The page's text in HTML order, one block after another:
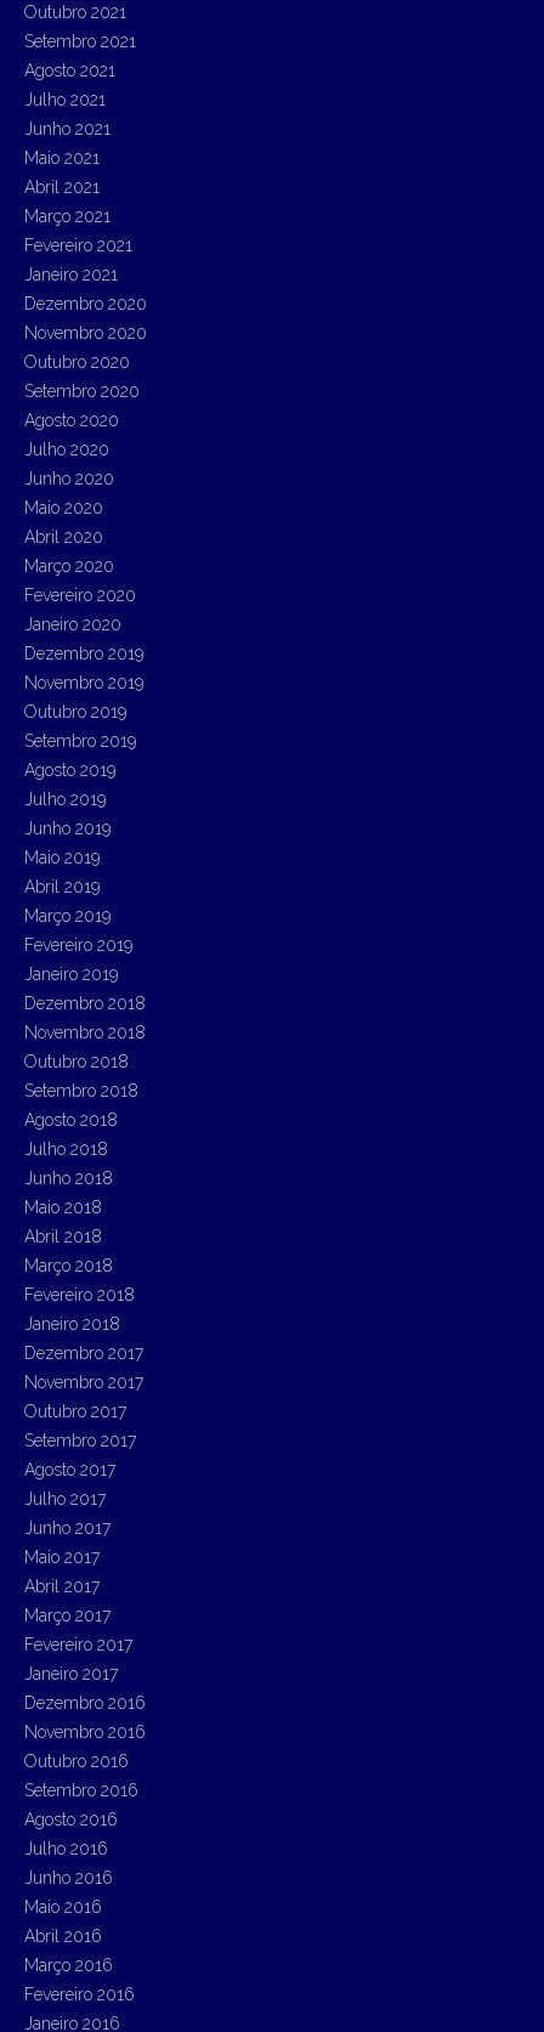
Outubro 2021
Setembro 2021
Agosto 2021
Julho 2021
Junho 2021
Maio 2021
Abril 2021
Março 2021
Fevereiro 2021
Janeiro 2021
Dezembro 2020
Novembro 2020
Outubro 2020
Setembro 2020
Agosto 2020
Julho 2020
Junho 2020
Maio 2020
Abril 2020
Março 2020
Fevereiro 2020
Janeiro 2020
Dezembro 2019
Novembro 2019
Outubro 2019
Setembro 2019
Agosto 2019
Julho 2019
Junho 2019
Maio 2019
Abril 2019
Março 2019
Fevereiro 2019
Janeiro 2019
Dezembro 2018
Novembro 2018
Outubro 2018
Setembro 2018
Agosto 2018
Julho 2018
Junho 2018
Maio 2018
Abril 2018
Março 2018
Fevereiro 2018
Janeiro 2018
Dezembro 2017
Novembro 2017
Outubro 2017
Setembro 2017
Agosto 2017
Julho 2017
Junho 2017
Maio 2017
Abril 2017
Março 2017
Fevereiro 2017
Janeiro 2017
Dezembro 2016
Novembro 2016
Outubro 2016
Setembro 2016
Agosto 2016
Julho 2016
Junho 2016
Maio 2016
Abril 2016
Março 2016
Fevereiro 2016
Janeiro 2016